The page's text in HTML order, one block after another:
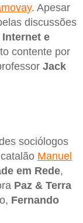
. Apesar
discussões
Internet e
contente por
Jack
sociólogos
Manuel
em Rede,
Paz & Terra
Fernando